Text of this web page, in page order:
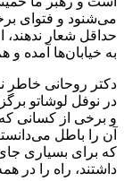
می‌شنود و فتوای
حداقل شعار ندهند،
به خیابان‌ها آمده و
دکتر روحانی خاطر
در نوفل لوشاتو
و برخی از کسانی که
آن را باطل
که برای بسیاری
داشتند، راه را در